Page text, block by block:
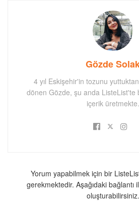
Gözde
4 yıl Eskişehir'in tozunu
dönen Gözde, şu anda ListeList'te
içerik üretmekte.
Yorum yapabilmek için bir ListeList
gerekmektedir. Aşağıdaki
oluşturabilirsiniz.